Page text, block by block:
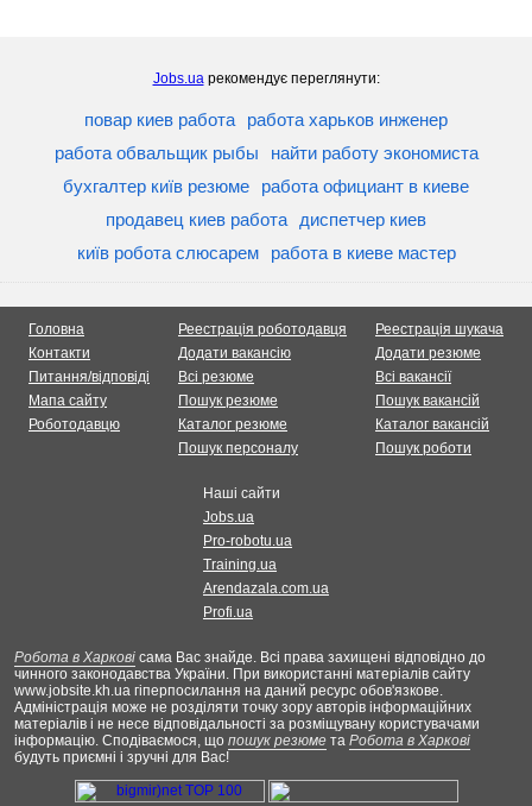
Jobs.uaрекомендує переглянути:
повар киев работа
работа харьков инженер
работа обвальщик рыбы
найти работу экономиста
бухгалтер київ резюме
работа официант в киеве
продавец киев работа
диспетчер киев
київ робота слюсарем
работа в киеве мастер
Головна
Контакти
Питання/відповіді
Мапа сайту
Роботодавцю
Реестрація роботодавця
Додати вакансію
Всі резюме
Пошук резюме
Каталог резюме
Пошук персоналу
Реестрація шукача
Додати резюме
Всі вакансії
Пошук вакансій
Каталог вакансій
Пошук роботи
Наші сайти
Jobs.ua
Pro-robotu.ua
Training.ua
Arendazala.com.ua
Profi.ua
Робота в Харкові сама Вас знайде. Всі права захищені відповідно до
чинного законодавства України. При використанні матеріалів сайту
www.jobsite.kh.ua гіперпосилання на даний ресурс обов'язкове.
Адміністрація може не розділяти точку зору авторів інформаційних
матеріалів і не несе відповідальності за розміщувану користувачами
інформацію. Сподіваємося, що пошук резюме та Робота в Харкові
будуть приємні і зручні для Вас!